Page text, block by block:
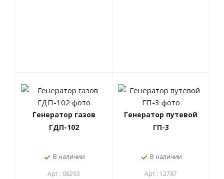
Генератор газов
ГДП-102
В наличии
Арт.: 08293
Генератор путевой
ГП-3
В наличии
Арт.: 12787